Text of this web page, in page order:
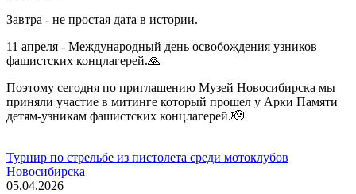
Завтра - не простая дата в истории.
11 апреля - Международный день освобождения узников
фашистских концлагерей.🙏
Поэтому сегодня по приглашению Музей Новосибирска мы
приняли участие в митинге который прошел у Арки Памяти
детям-узникам фашистских концлагерей.🫡
Турнир по стрельбе из пистолета среди мотоклубов
Новосибирска
05.04.2026